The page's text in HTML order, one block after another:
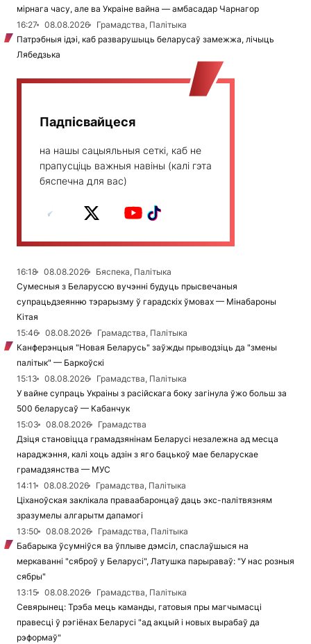
мірнага часу, але ва Украіне вайна — амбасадар Чарнагор
16:27
08.08.2026
Грамадства, Палітыка
Патрэбныя ідэі, каб разварушыць беларусаў замежжа, лічыць
Лябедзька
Падпісвайцеся
на нашы сацыяльныя сеткі, каб не
прапусціць важныя навіны (калі гэта
бяспечна для вас)
16:18 08.08.2026
Бяспека, Палітыка
Сумесныя з Беларуссю вучэнні будуць прысвечаныя
супрацьдзеянню тэрарызму ў гарадскіх ўмовах — Мінабароны
Кітая
15:46
08.08.2026
Грамадства, Палітыка
Канферэнцыя "Новая Беларусь" заўжды прыводзіць да "змены
палітык" — Баркоўскі
15:13
08.08.2026
Грамадства, Палітыка
У вайне супраць Украіны з расійскага боку загінула ўжо больш за
500 беларусаў — Кабанчук
15:03
08.08.2026
Грамадства
Дзіця становіцца грамадзянінам Беларусі незалежна ад месца
нараджэння, калі хоць адзін з яго бацькоў мае беларускае
грамадзянства — МУС
14:11
08.08.2026
Грамадства, Палітыка
Ціханоўская заклікала праваабаронцаў даць экс-палітвязням
зразумелы алгарытм дапамогі
13:50
08.08.2026
Грамадства, Палітыка
Бабарыка ўсумніўся ва ўплыве дэмсіл, спаслаўшыся на
меркаванні "сяброў у Беларусі", Латушка парыраваў: "У нас розныя
сябры"
13:15
08.08.2026
Грамадства, Палітыка
Севярынец: Трэба мець каманды, гатовыя пры магчымасці
правесці ў рэгіёнах Беларусі "ад акцый і новых вырабаў да
рэформаў"